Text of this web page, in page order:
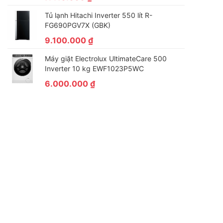
Tủ lạnh Hitachi Inverter 550 lít R-
FG690PGV7X (GBK)
9.100.000₫
Máy giặt Electrolux UltimateCare 500
Inverter 10 kg EWF1023P5WC
6.000.000₫